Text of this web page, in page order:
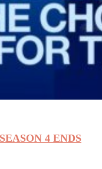
4 ENDS